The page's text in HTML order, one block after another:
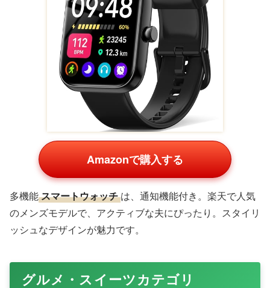
ガジェット・家電カテゴリ
最新ガジェットは、趣味人な夫に最適。
ワイヤレスイヤホン
Amazonで購入する